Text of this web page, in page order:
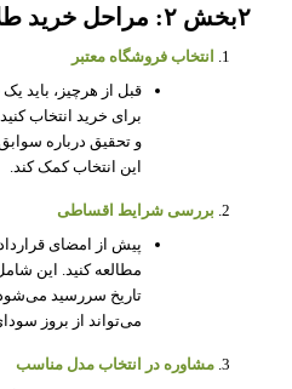
۲بخش ۲: مراحل خرید طلایاب قسطی
انتخاب فروشگاه معتبر
قبل از هرچیز، باید
برای خرید انتخاب
و تحقیق درباره
این انتخاب کمک کند.
بررسی شرایط اقساطی
پیش از امضای
مطالعه کنید. این
تاریخ سررسید
می‌تواند از بروز
مشاوره در انتخاب مدل مناسب